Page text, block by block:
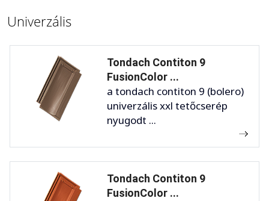
Univerzális
Tondach Contiton 9
FusionColor ...
a tondach contiton 9 (bolero)
univerzális xxl tetőcserép
nyugodt ...
Tondach Contiton 9
FusionColor ...